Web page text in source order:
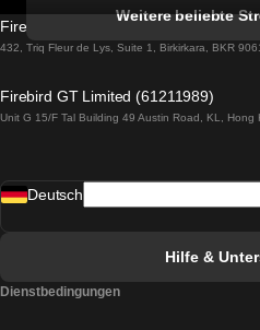
Züge von
Züge von
Weitere beliebte
Firebird GT Limited (OC 1451)
432, Triq Fleur de Lys, Suite 1, Birkirkara, BKR
Firebird GT Limited (61211989)
Unit G 15/F Tal Building 49 Austin Road, KL, Hong
Deutsch
Hilfe &
Dienstbedingungen